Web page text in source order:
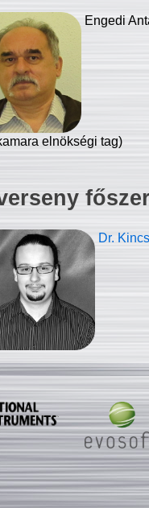
Engedi
elnökségi tag)
Dr.